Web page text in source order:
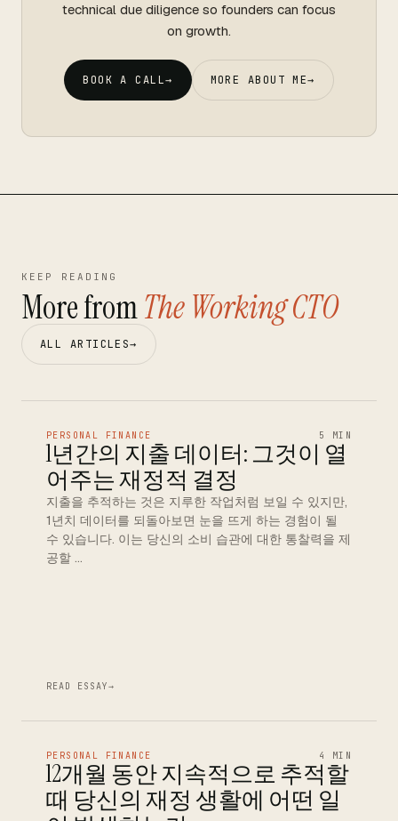
technical due diligence so founders can focus
on growth.
BOOK A CALL→ MORE ABOUT ME→
KEEP READING
More fromThe Working CTO
ALL ARTICLES→
PERSONAL FINANCE 5 MIN
1년간의 지출 데이터: 그것이 열
어주는 재정적 결정
지출을 추적하는 것은 지루한 작업처럼 보일 수 있지만,
1년치 데이터를 되돌아보면 눈을 뜨게 하는 경험이 될
수 있습니다. 이는 당신의 소비 습관에 대한 통찰력을 제
공할 …
READ ESSAY→
PERSONAL FINANCE 4 MIN
12개월 동안 지속적으로 추적할
때 당신의 재정 생활에 어떤 일